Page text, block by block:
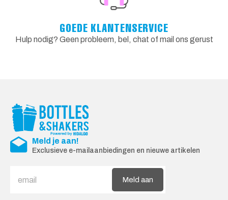
GOEDE KLANTENSERVICE
Hulp nodig? Geen probleem, bel, chat of mail ons gerust
Meld je aan!
Exclusieve e-mailaanbiedingen en nieuwe artikelen
Meld aan